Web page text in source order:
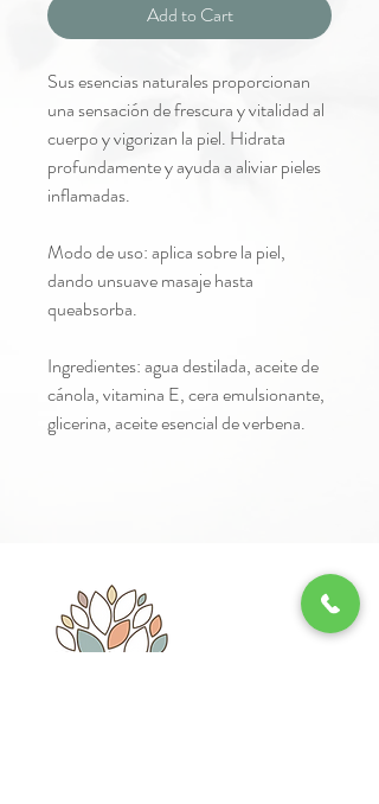
Add to Cart
Sus esencias naturales proporcionan
una sensación de frescura y vitalidad al
cuerpo y vigorizan la piel. Hidrata
profundamente y ayuda a aliviar pieles
inflamadas.
Modo de uso: aplica sobre la piel,
dando unsuave masaje hasta
queabsorba.
Ingredientes: agua destilada, aceite de
cánola, vitamina E, cera emulsionante,
glicerina, aceite esencial de verbena.